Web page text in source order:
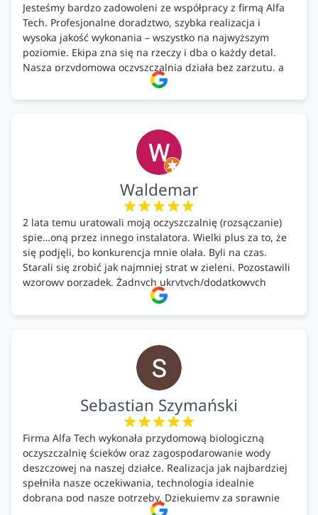
Jesteśmy bardzo zadowoleni ze współpracy z firmą Alfa
Tech. Profesjonalne doradztwo, szybka realizacja i
wysoka jakość wykonania – wszystko na najwyższym
poziomie. Ekipa zna się na rzeczy i dba o każdy detal.
Nasza przydomowa oczyszczalnia działa bez zarzutu, a
całość została wykonana zgodnie z terminem i
ustaleniami. Z czystym sumieniem polecamy Alfa Tech
ekologicznych rozwiązań!🍀
Waldemar
2 lata temu uratowali moją oczyszczalnię (rozsączanie)
spie…oną przez innego instalatora. Wielki plus za to, że
się podjęli, bo konkurencja mnie olała. Byli na czas.
Starali się zrobić jak najmniej strat w zieleni. Pozostawili
wzorowy porządek. Żadnych ukrytych/dodatkowych
kosztów. Zaskoczenie. Kontakt bardzo OK. Obsługa
pomontażowa również OK. A ich środki do oczyszczalni –
Sebastian Szymański
Firma Alfa Tech wykonała przydomową biologiczną
oczyszczalnię ścieków oraz zagospodarowanie wody
deszczowej na naszej działce. Realizacja jak najbardziej
spełniła nasze oczekiwania, technologia idealnie
dobrana pod nasze potrzeby. Dziękujemy za sprawnie
wykonany montaż w świetnej atmosferze! Polecam!